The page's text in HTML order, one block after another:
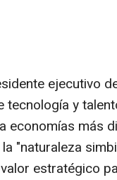
ejecutivo
y
economías más
"naturaleza
estratégico